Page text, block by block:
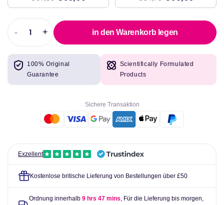
Abnahme
der
Menge
für
MyProtein
Kappen
-
Erhöhen
Menge
für
myvitamins
HCl
120
Unbeschaden
+ in den Warenkorb legen
100% Original
Guarantee
Scientifically Formulated
Products
Sichere Transaktion
Exzellent
Kostenlose britische Lieferung von Bestellungen über £50
Ordnung innerhalb 9 hrs 47 mins, Für die Lieferung bis morgen,